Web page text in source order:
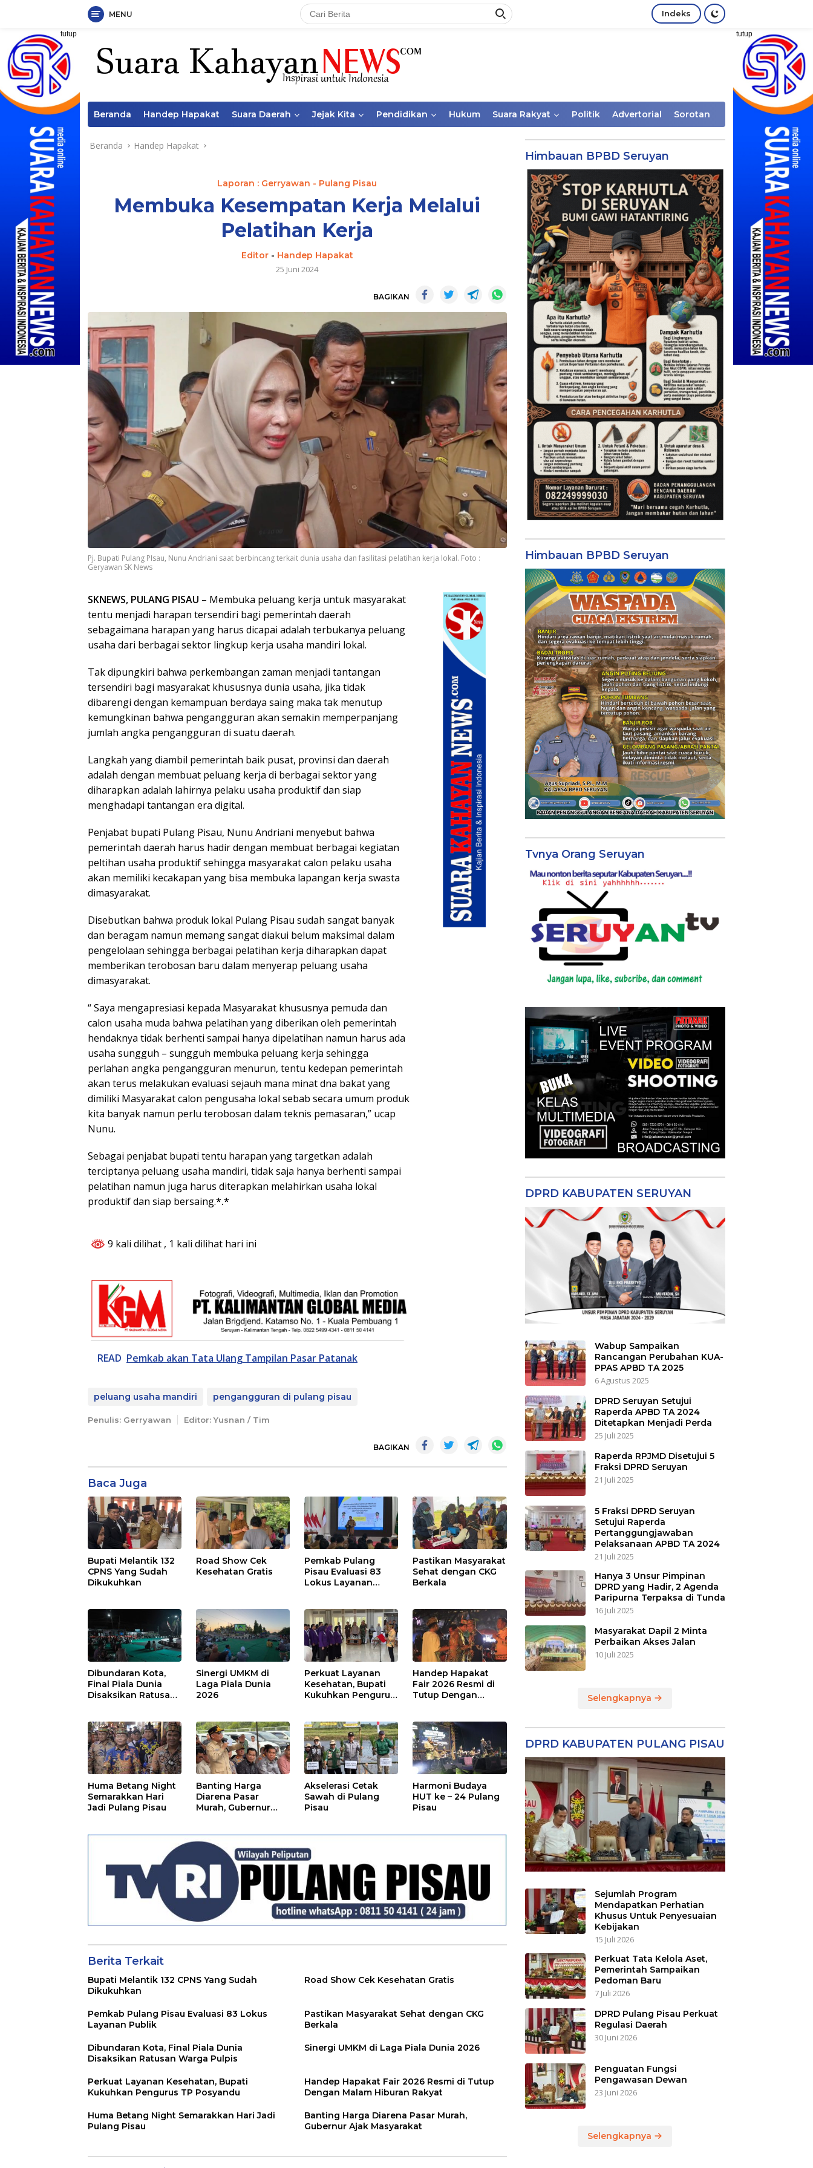
Langsung
konten
MENU Indeks
tutup tutup
Beranda Handep Hapakat Suara Daerah Jejak Kita Pendidikan Hukum Suara Rakyat Politik Advertorial Sorotan
Beranda Handep Hapakat
Laporan : Gerryawan - Pulang Pisau
Membuka Kesempatan Kerja Melalui
Pelatihan Kerja
Editor- Handep Hapakat
25 Juni 2024
BAGIKAN
Pj. Bupati Pulang PIsau, Nunu Andriani saat berbincang terkait dunia usaha dan fasilitasi pelatihan kerja lokal. Foto :
Geryawan SK News
SKNEWS, PULANG PISAU – Membuka peluang kerja untuk masyarakat
tentu menjadi harapan tersendiri bagi pemerintah daerah
sebagaimana harapan yang harus dicapai adalah terbukanya peluang
usaha dari berbagai sektor lingkup kerja usaha mandiri lokal.
Tak dipungkiri bahwa perkembangan zaman menjadi tantangan
tersendiri bagi masyarakat khususnya dunia usaha, jika tidak
dibarengi dengan kemampuan berdaya saing maka tak menutup
kemungkinan bahwa pengangguran akan semakin memperpanjang
jumlah angka pengangguran di suatu daerah.
Langkah yang diambil pemerintah baik pusat, provinsi dan daerah
adalah dengan membuat peluang kerja di berbagai sektor yang
diharapkan adalah lahirnya pelaku usaha produktif dan siap
menghadapi tantangan era digital.
Penjabat bupati Pulang Pisau, Nunu Andriani menyebut bahwa
pemerintah daerah harus hadir dengan membuat berbagai kegiatan
peltihan usaha produktif sehingga masyarakat calon pelaku usaha
akan memiliki kecakapan yang bisa membuka lapangan kerja swasta
dimasyarakat.
Disebutkan bahwa produk lokal Pulang Pisau sudah sangat banyak
dan beragam namun memang sangat diakui belum maksimal dalam
pengelolaan sehingga berbagai pelatihan kerja diharapkan dapat
memberikan terobosan baru dalam menyerap peluang usaha
dimasyarakat.
“ Saya mengapresiasi kepada Masyarakat khususnya pemuda dan
calon usaha muda bahwa pelatihan yang diberikan oleh pemerintah
hendaknya tidak berhenti sampai hanya dipelatihan namun harus ada
usaha sungguh – sungguh membuka peluang kerja sehingga
perlahan angka pengangguran menurun, tentu kedepan pemerintah
akan terus melakukan evaluasi sejauh mana minat dna bakat yang
dimiliki Masyarakat calon pengusaha lokal sebab secara umum produk
kita banyak namun perlu terobosan dalam teknis pemasaran,” ucap
Nunu.
Sebagai penjabat bupati tentu harapan yang targetkan adalah
terciptanya peluang usaha mandiri, tidak saja hanya berhenti sampai
pelatihan namun juga harus diterapkan melahirkan usaha lokal
produktif dan siap bersaing.*.*
9 kali dilihat , 1 kali dilihat hari ini
READ Pemkab akan Tata Ulang Tampilan Pasar Patanak
peluang usaha mandiri pengangguran di pulang pisau
Penulis: Gerryawan Editor: Yusnan / Tim
BAGIKAN
Baca Juga
Bupati Melantik 132
CPNS Yang Sudah
Dikukuhkan
Road Show Cek
Kesehatan Gratis
Pemkab Pulang
Pisau Evaluasi 83
Lokus Layanan
Pastikan Masyarakat
Sehat dengan CKG
Berkala
Dibundaran Kota,
Final Piala Dunia
Disaksikan Ratusan
Sinergi UMKM di
Laga Piala Dunia
2026
Perkuat Layanan
Kesehatan, Bupati
Kukuhkan Pengurus
Handep Hapakat
Fair 2026 Resmi di
Tutup Dengan
Huma Betang Night
Semarakkan Hari
Jadi Pulang Pisau
Banting Harga
Diarena Pasar
Murah, Gubernur
Akselerasi Cetak
Sawah di Pulang
Pisau
Harmoni Budaya
HUT ke – 24 Pulang
Pisau
Berita Terkait
Bupati Melantik 132 CPNS Yang Sudah
Dikukuhkan
Road Show Cek Kesehatan Gratis
Pemkab Pulang Pisau Evaluasi 83 Lokus
Layanan Publik
Pastikan Masyarakat Sehat dengan CKG
Berkala
Dibundaran Kota, Final Piala Dunia
Disaksikan Ratusan Warga Pulpis
Sinergi UMKM di Laga Piala Dunia 2026
Perkuat Layanan Kesehatan, Bupati
Kukuhkan Pengurus TP Posyandu
Handep Hapakat Fair 2026 Resmi di Tutup
Dengan Malam Hiburan Rakyat
Huma Betang Night Semarakkan Hari Jadi
Pulang Pisau
Banting Harga Diarena Pasar Murah,
Gubernur Ajak Masyarakat
Himbauan BPBD Seruyan
Himbauan BPBD Seruyan
Tvnya Orang Seruyan
DPRD KABUPATEN SERUYAN
Wabup Sampaikan
Rancangan Perubahan KUA-
PPAS APBD TA 2025
6 Agustus 2025
DPRD Seruyan Setujui
Raperda APBD TA 2024
Ditetapkan Menjadi Perda
25 Juli 2025
Raperda RPJMD Disetujui 5
Fraksi DPRD Seruyan
21 Juli 2025
5 Fraksi DPRD Seruyan
Setujui Raperda
Pertanggungjawaban
Pelaksanaan APBD TA 2024
21 Juli 2025
Hanya 3 Unsur Pimpinan
DPRD yang Hadir, 2 Agenda
Paripurna Terpaksa di Tunda
16 Juli 2025
Masyarakat Dapil 2 Minta
Perbaikan Akses Jalan
10 Juli 2025
Selengkapnya
DPRD KABUPATEN PULANG PISAU
Sejumlah Program
Mendapatkan Perhatian
Khusus Untuk Penyesuaian
Kebijakan
15 Juli 2026
Perkuat Tata Kelola Aset,
Pemerintah Sampaikan
Pedoman Baru
7 Juli 2026
DPRD Pulang Pisau Perkuat
Regulasi Daerah
30 Juni 2026
Penguatan Fungsi
Pengawasan Dewan
23 Juni 2026
Selengkapnya